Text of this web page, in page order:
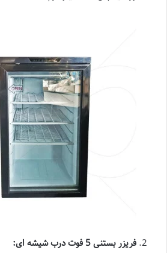
فریزر بستنی 5 فوت درب شیشه ای
: